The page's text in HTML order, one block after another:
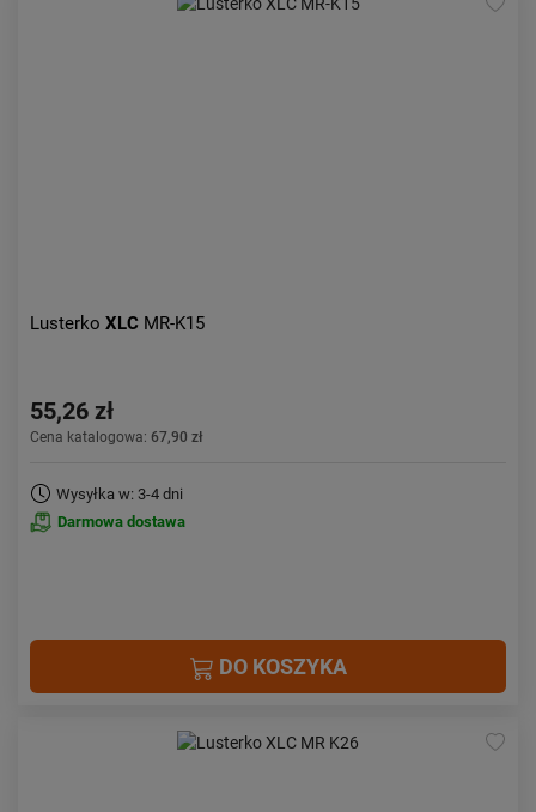
Lusterko XLC MR-K15
55,26 zł
Cena katalogowa: 67,90 zł
Wysyłka w: 3-4 dni
Darmowa dostawa
DO KOSZYKA